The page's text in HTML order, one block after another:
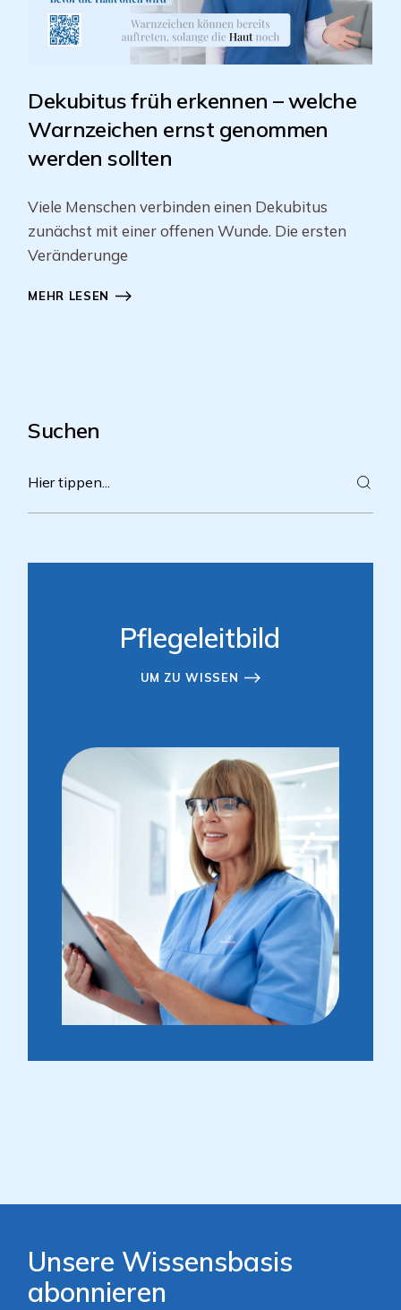
Dekubitus früh erkennen – welche
Warnzeichen ernst genommen
werden sollten
Viele Menschen verbinden einen Dekubitus
zunächst mit einer offenen Wunde. Die ersten
Veränderunge
MEHR LESEN
Suchen
Pflegeleitbild
UM ZU WISSEN
Unsere Wissensbasis
abonnieren